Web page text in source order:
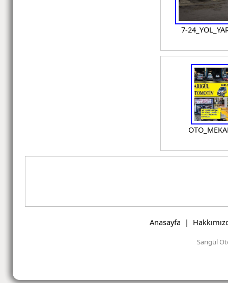
7-
Anasayfa |
Sarıgül